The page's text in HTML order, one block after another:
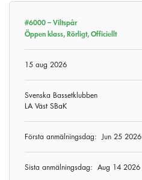
#6000 –Viltspår
Öppen klass, Rörligt, Officiellt
15 aug 2026
Svenska Bassetklubben
LA Väst SBaK
Första anmälningsdag:Jun 25 2026
Sista anmälningsdag: Aug 14 2026